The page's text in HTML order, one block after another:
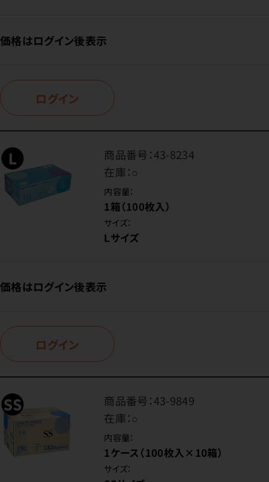
価格はログイン後表示
ログイン
商品番号：43-8234
在庫：○
内容量：
1箱（100枚入）
サイズ：
Lサイズ
価格はログイン後表示
ログイン
商品番号：43-9849
在庫：○
内容量：
1ケース（100枚入×10箱）
サイズ：